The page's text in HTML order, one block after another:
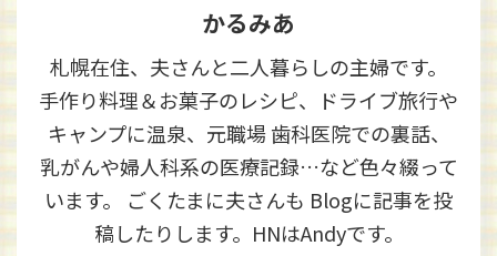
かるみあ
札幌在住、夫さんと二人暮らしの主婦です。
手作り料理＆お菓子のレシピ、ドライブ旅行や
キャンプに温泉、元職場 歯科医院での裏話、
乳がんや婦人科系の医療記録…など色々綴って
います。 ごくたまに夫さんも Blogに記事を投
稿したりします。HNはAndyです。